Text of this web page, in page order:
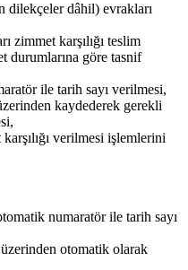
dilekçeler dâhil) evrakları
zimmet karşılığı teslim
durumlarına göre tasnif
ile tarih sayı verilmesi,
kaydederek gerekli
verilmesi işlemlerini
numaratör ile tarih sayı
otomatik olarak